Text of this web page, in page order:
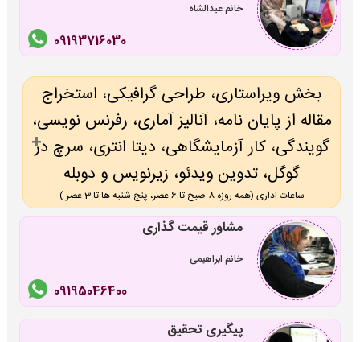
خانم عبدالشاه
09193716030
بخش ویراستاری، طراحی گرافیکی، استخراج
مقاله از پایان نامه، آنالیز آماری، رفرنس نویسی،
گویندگی، کار آزمایشگاهی، دیتا انتری، سرچ در
گوگل، تدوین ویدئو، زیرنویس و دوبله
ساعات اداری (همه روزه 8 صبح تا 6 عصر، پنج شنبه ها تا 3 عصر )
مشاور قیمت گذاری
خانم ابراهیمی
09195046400
پیگیری تحقیق